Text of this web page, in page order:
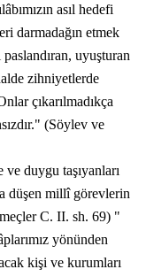
asıl hedefi
darmadağın etmek
uyuşturan
zihniyetlerde
çıkarılmadıkça
(Söylev ve
ve duygu taşıyanları
düşen millî görevlerin
C. II. sh. 69) "
yönünden
kişi ve kurumları